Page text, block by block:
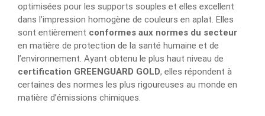
optimisées pour les supports souples et elles excellent
dans l’impression homogène de couleurs en aplat. Elles
sont entièrement conformes aux normes du secteur
en matière de protection de la santé humaine et de
l’environnement. Ayant obtenu le plus haut niveau de
certification GREENGUARD GOLD, elles répondent à
certaines des normes les plus rigoureuses au monde en
matière d’émissions chimiques.